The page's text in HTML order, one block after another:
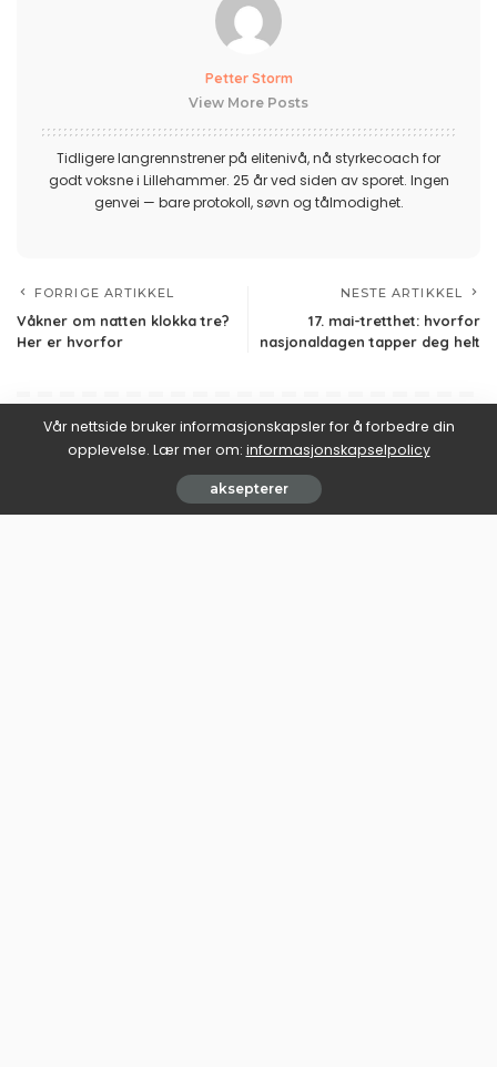
Petter Storm
View More Posts
Tidligere langrennstrener på elitenivå, nå styrkecoach for
godt voksne i Lillehammer. 25 år ved siden av sporet. Ingen
genvei — bare protokoll, søvn og tålmodighet.
FORRIGE ARTIKKEL
Våkner om natten klokka tre?
Her er hvorfor
NESTE ARTIKKEL
17. mai-tretthet: hvorfor
nasjonaldagen tapper deg helt
Du Liker Kanskje Også
Vår nettside bruker informasjonskapsler for å forbedre din
opplevelse. Lær mer om: informasjonskapselpolicy
aksepterer